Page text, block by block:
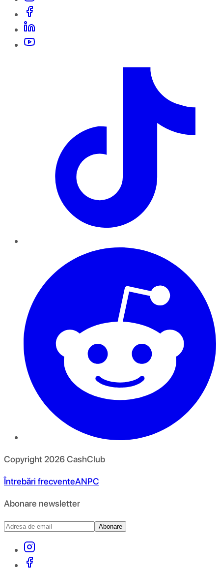
Copyright 2026CashClub
Întrebări frecventeANPC
Abonare newsletter
Abonare